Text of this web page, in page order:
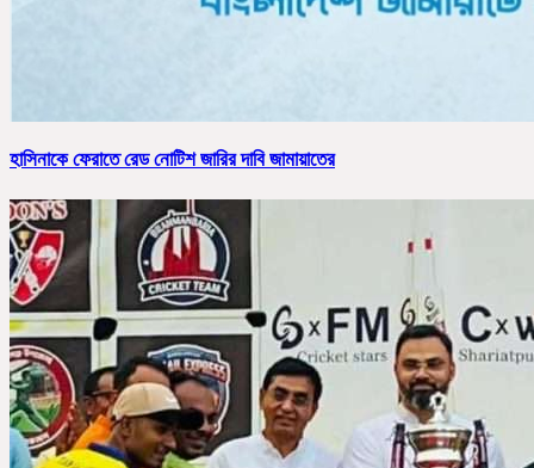
হাসিনাকে ফেরাতে রেড নোটিশ জারির দাবি জামায়াতের